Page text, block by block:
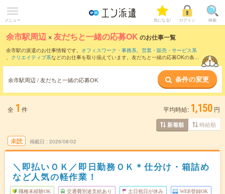
メニュー 気になる! ログイン 検索
余市駅周辺 ×友だちと一緒の応募OK のお仕事一覧
余市駅の派遣のお仕事情報です。 オフィスワーク・事務系、 営業・販売・サービス系
、 クリエイティブ系などのお仕事を取り揃えています。友だちと一緒の応募OKの条件
余市駅周辺 / 友だちと一緒の応募OK 条件の変更
全 1 件 平均時給: 1,150 円
新着順 時給順
未読 掲載日 2026/08/02
＼即払いＯＫ／即日勤務ＯＫ＊仕分け・箱詰め
など人気の軽作業！
職種未経験OK 交通費別途支給あり 土日祝日が休み WEB登録OK